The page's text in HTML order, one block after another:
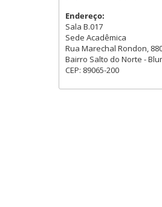
Endereço:
Sala B.017
Sede Acadêmica
Rua Marechal Rondon,
Bairro Salto do Norte -
CEP: 89065-200